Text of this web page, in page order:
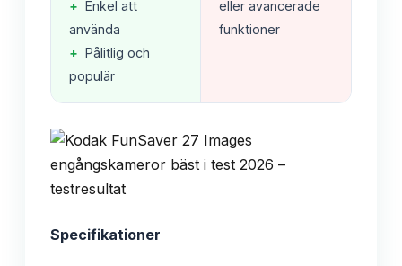
+ Enkel att
använda
+ Pålitlig och
populär
eller avancerade
funktioner
Specifikationer